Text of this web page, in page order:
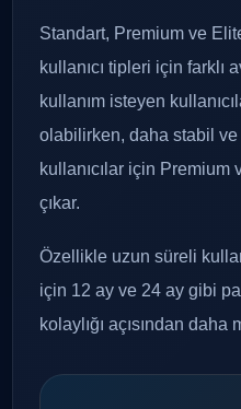
Standart, Premium ve
kullanıcı tipleri için farklı
kullanım isteyen
olabilirken, daha stabil ve
kullanıcılar için
çıkar.
Özellikle uzun süreli
için 12 ay ve 24 ay gibi
kolaylığı açısından daha